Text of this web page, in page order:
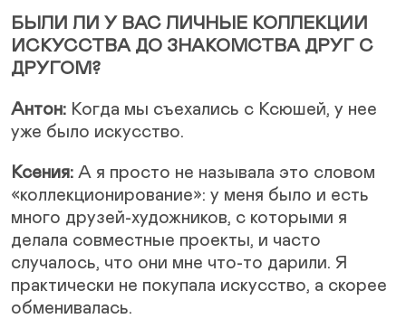
БЫЛИ ЛИ У ВАС ЛИЧНЫЕ КОЛЛЕКЦИИ
ИСКУССТВА ДО ЗНАКОМСТВА ДРУГ С
ДРУГОМ?
Антон: Когда мы съехались с Ксюшей, у нее
уже было искусство.
Ксения: А я просто не называла это словом
«коллекционирование»: у меня было и есть
много друзей-художников, с которыми я
делала совместные проекты, и часто
случалось, что они мне что-то дарили. Я
практически не покупала искусство, а скорее
обменивалась.